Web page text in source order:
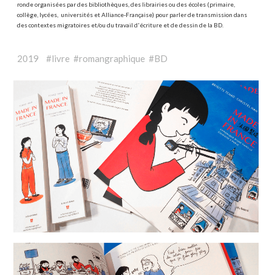
ronde organisées par des bibliothèques, des librairies ou des écoles (primaire,
collège, lycées, universités et Alliance-Française) pour parler de transmission dans
des contextes migratoires et/ou du travail d'écriture et de dessin de la BD.
2019 #livre #romangraphique #BD